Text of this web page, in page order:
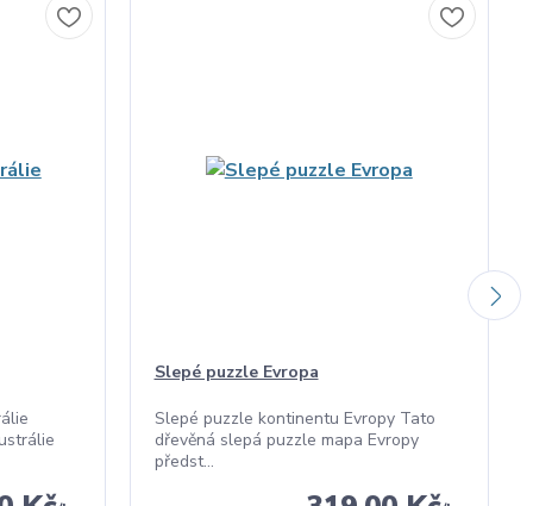
Slepé puzzle Evropa
Slepé puzzle kontinentu Evropy Tato
dřevěná slepá puzzle mapa Evropy
předst...